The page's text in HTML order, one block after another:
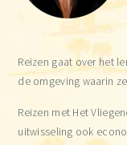
Reizen gaat over het
de omgeving waarin
Reizen met Het
uitwisseling ook